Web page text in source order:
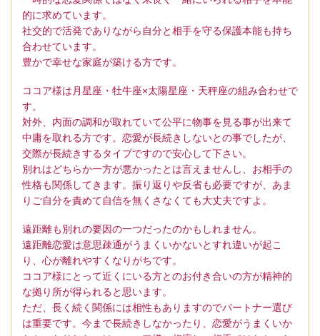
的に求めています。
社交的で活発でありながら自分と相手を守る保護本能も持ち
合わせています。
豊かで幸せな家庭が築ける方です。
ココア様は月星座・牡牛座×太陽星座・天秤座の組み合わせで
す。
対外、内面の調和が取れていて公平に物事を見る事が出来て
中庸を取れる方です。恋愛が長続きしないとの事でしたが、
交際が長続きするタイプですので安心して下さい。
別れはどちらか一方が悪かったとは言えませんし、お相手の
性格も関係してきます。振り返りや反省も必要ですが、あま
りご自分を責めて自信を無くさなくても大丈夫ですよ。
遠距離も別れの要因の一つだったのかもしれません。
遠距離恋愛は意思疎通がうまくいかないとすれ違いが起こ
り、心が離れやすくなりがちです。
ココア様にとって近くにいる方とのお付き合いの方が精神的
な拠り所が得られると思います。
ただ、長く続く関係には相性もありますのでパートナー選び
は重要です。今まで長続きしなかったり、恋愛がうまくいか